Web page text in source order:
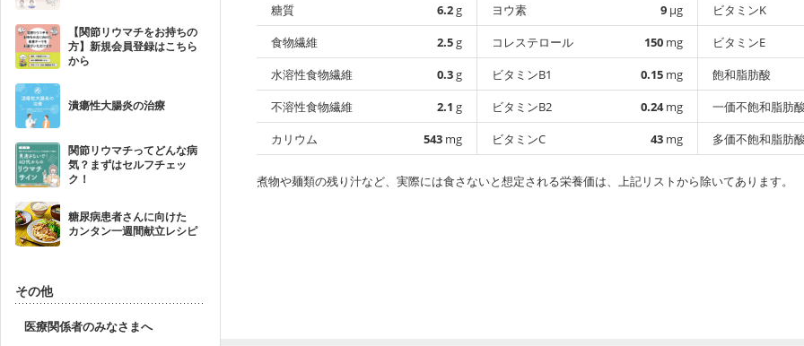
【関節リウマチをお持ちの
方】新規会員登録はこちら
から
潰瘍性大腸炎の治療
関節リウマチってどんな病
気？まずはセルフチェッ
ク！
糖尿病患者さんに向けた
カンタン一週間献立レシピ
その他
医療関係者のみなさまへ
糖質
6.2g
食物繊維
2.5g
水溶性食物繊維
0.3g
不溶性食物繊維
2.1 g
カリウム
543 mg
ヨウ素
9 µg
コレステロール
150 mg
ビタミンB1
0.15 mg
ビタミンB2
0.24mg
ビタミンC
43 mg
ビタミンK
ビタミンE
飽和脂肪酸
一価不飽和脂肪酸
多価不飽和脂肪酸
煮物や麺類の残り汁など、実際には食さないと想定される栄養価は、上記リストから除いてあります。